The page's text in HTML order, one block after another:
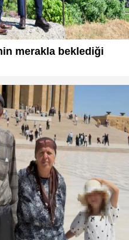
merakla beklediği